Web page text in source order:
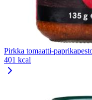
Pirkka tomaatti-
401 kcal